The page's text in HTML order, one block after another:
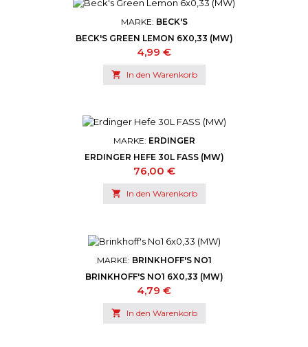
MARKE: BECK'S
BECK'S GREEN LEMON 6X0,33 (MW)
Preis
4,99 €
 In den Warenkorb
MARKE: ERDINGER
ERDINGER HEFE 30L FASS (MW)
Preis
76,00 €
 In den Warenkorb
MARKE: BRINKHOFF'S NO1
BRINKHOFF'S NO1 6X0,33 (MW)
Preis
4,79 €
 In den Warenkorb